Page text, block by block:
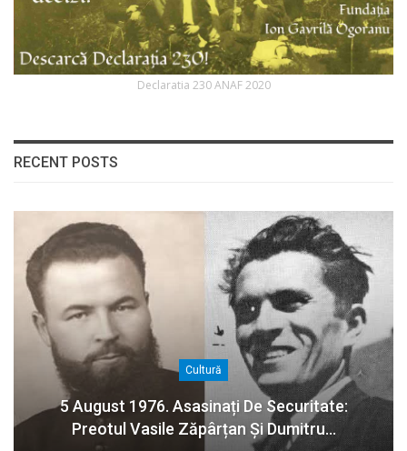
Declaratia 230 ANAF 2020
RECENT POSTS
Cultură
5 August 1976. Asasinați De Securitate:
Preotul Vasile Zăpârțan Și Dumitru…